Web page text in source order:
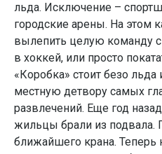
льда. Исключение –
городские арены. На этом
вылепить целую команду
в хоккей, или просто
«Коробка» стоит безо
местную детвору самых
развлечений. Еще год
жильцы брали из подвала.
ближайшего крана. Теперь